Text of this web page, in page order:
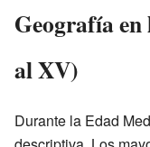
Geografía
al XV)
Durante la Edad